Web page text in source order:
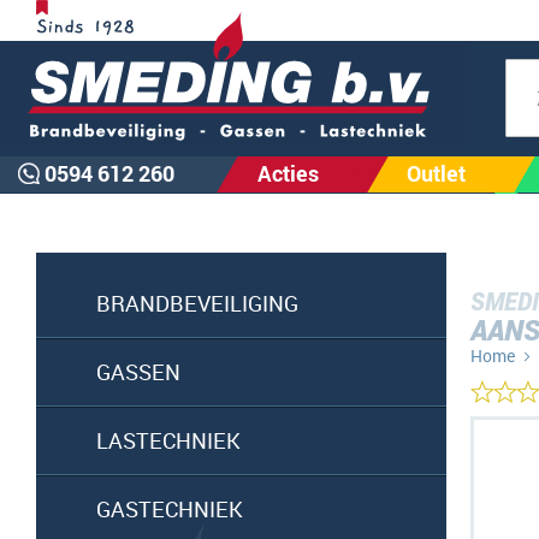
0594 612 260 Acties Outlet
BRANDBEVEILIGING
GASSEN
LASTECHNIEK
GASTECHNIEK
Home
Ga